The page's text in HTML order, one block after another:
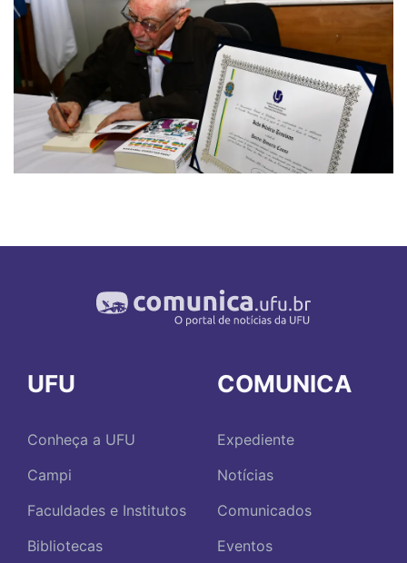
UFU
Conheça a UFU
Campi
Faculdades e Institutos
Bibliotecas
COMUNICA
Expediente
Notícias
Comunicados
Eventos